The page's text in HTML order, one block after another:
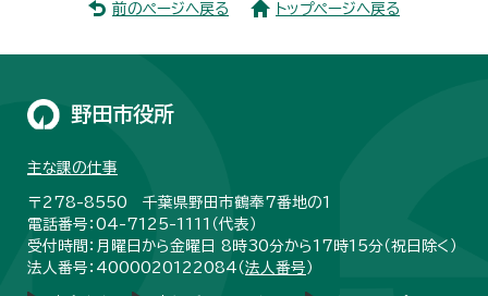
前のページへ戻る トップページへ戻る
野田市役所
主な課の仕事
〒278-8550 千葉県野田市鶴奉7番地の1
電話番号：04-7125-1111（代表）
受付時間：月曜日から金曜日 8時30分から17時15分（祝日除く）
法人番号：4000020122084（法人番号 ）